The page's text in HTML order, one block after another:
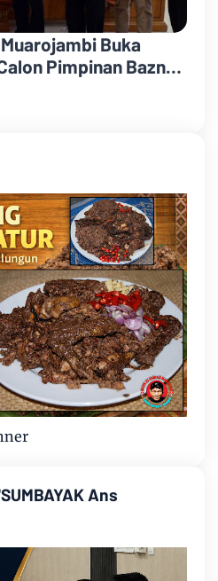
Buka
Pimpinan Baznas
Ans